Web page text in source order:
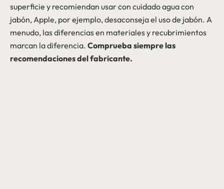
superficie y recomiendan usar con cuidado agua con
jabón, Apple, por ejemplo, desaconseja el uso de jabón. A
menudo, las diferencias en materiales y recubrimientos
marcan la diferencia. Comprueba siempre las
recomendaciones del fabricante.